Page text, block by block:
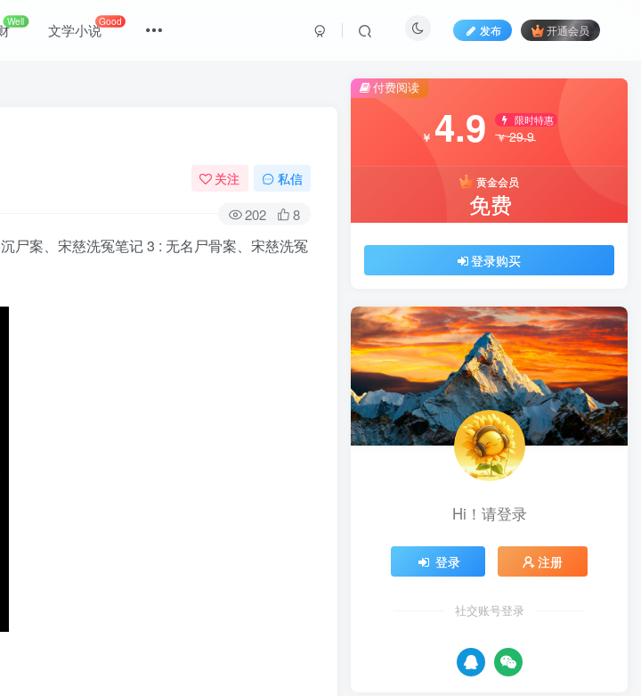
Well 文学小说Good
发布 开通会员
关注 私信
202 8
尸案、宋慈洗冤笔记 3 : 无名尸骨案、宋慈洗冤
付费阅读
￥ 4.9 限时特惠
￥29.9
黄金会员
免费
登录购买
Hi！请登录
登录 注册
社交账号登录